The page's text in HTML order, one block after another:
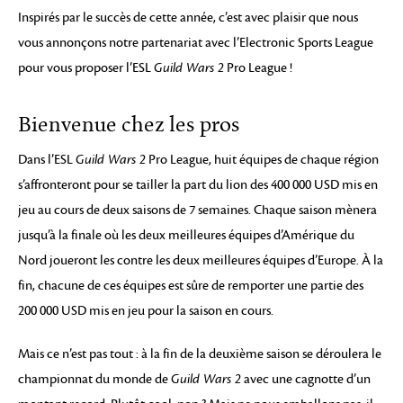
Inspirés par le succès de cette année, c’est avec plaisir que nous
vous annonçons notre partenariat avec l’Electronic Sports League
pour vous proposer l’ESLGuild Wars 2 Pro League !
Bienvenue chez les pros
Dans l’ESLGuild Wars 2 Pro League, huit équipes de chaque région
s’affronteront pour se tailler la part du lion des 400 000 USD mis en
jeu au cours de deux saisons de 7 semaines. Chaque saison mènera
jusqu’à la finale où les deux meilleures équipes d’Amérique du
Nord joueront les contre les deux meilleures équipes d’Europe. À la
fin, chacune de ces équipes est sûre de remporter une partie des
200 000 USD mis en jeu pour la saison en cours.
Mais ce n’est pas tout : à la fin de la deuxième saison se déroulera le
championnat du monde deGuild Wars 2avec une cagnotte d’un